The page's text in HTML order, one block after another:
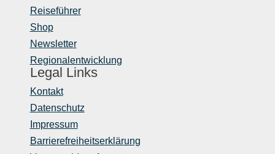
Reiseführer
Shop
Newsletter
Regionalentwicklung
Legal Links
Kontakt
Datenschutz
Impressum
Barrierefreiheitserklärung